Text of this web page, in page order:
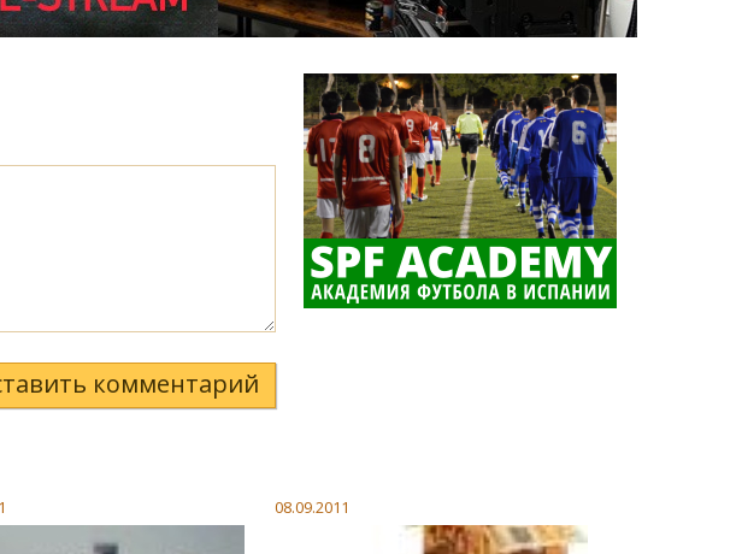
комментарий
08.09.2011